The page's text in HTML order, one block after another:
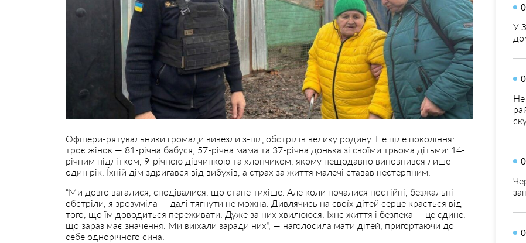
Офіцери-рятувальники громади вивезли з-під обстрілів велику родину. Це ціле покоління:
троє жінок — 81-річна бабуся, 57-річна мама та 37-річна донька зі своїми трьома дітьми: 14-
річним підлітком, 9-річною дівчинкою та хлопчиком, якому нещодавно виповнився лише
один рік. Їхній дім здригався від вибухів, а страх за життя малечі ставав нестерпним.
“Ми довго вагалися, сподівалися, що стане тихіше. Але коли почалися постійні, безжальні
обстріли, я зрозуміла — далі тягнути не можна. Дивлячись на своїх дітей серце крається від
того, що їм доводиться переживати. Дуже за них хвилююся. Їхнє життя і безпека — це єдине,
що зараз має значення. Ми виїхали заради них”, — наголосила мати дітей, пригортаючи до
себе однорічного сина.
У
Не